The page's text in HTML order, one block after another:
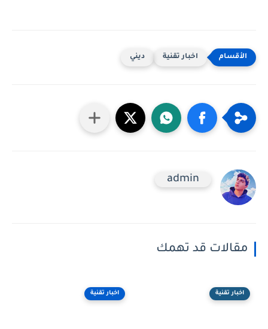
اخبار تقنية ديني
admin
مقالات قد تهمك
اخبار تقنية اخبار تقنية